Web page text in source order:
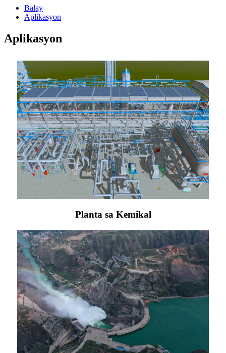
Balay
Aplikasyon
Aplikasyon
Planta sa Kemikal